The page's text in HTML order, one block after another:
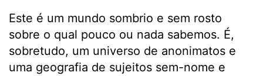
Este é um mundo sombrio e sem rosto
sobre o qual pouco ou nada sabemos. É,
sobretudo, um universo de anonimatos e
uma geografia de sujeitos sem-nome e